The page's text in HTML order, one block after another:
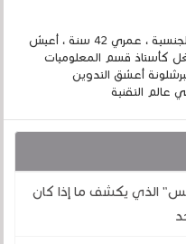
إسمي الكامل الحسين مزواد ، مغربي الجنسية ، عمري 42 سنة ، أعيش
كأستاذ قسم المعلوميات
أعشق التدوين
عالم التقنية
الذي يكشف ما إذا كان